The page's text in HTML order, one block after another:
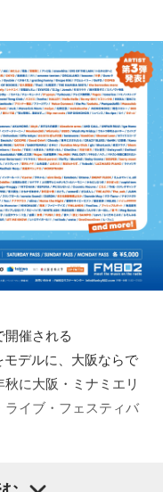
トが重なる日。運命
がついたり、直感が
スを参考に行動してみ
きの・さやか）
證券トップセールス
の人生の転機をきっ
よる人生プロデュー
営者から個人まで幅
@ataru-uranai
でなく、アルバムを
、本作の大きな魅力
ぞれの視点から楽曲や
に加え、今回のレコー
ともに掲載。演奏に
楽器の特徴を知りな
部や各メンバーのプレ
く味わうことができ
に、進化を続けるかつ
す1枚がここに完成し
を生配信
オのメンバー3人によ
します。メンバーの
『SO-DAYONE !』の
解説。アルバムをよ
2026は、FM802
ースイベントです。
エリアのライブハウス
ます。
としたオーディション
施。
演最終審査を開催し、
『Maxell presents
演権を獲得します。
リもリリース！アーテ
ストを登録してマイ
にも便利な機能がた
ートを、まだお持ちで
までお待ちくださ
る楽しみも、
催される
モデルに、大阪ならで
に大阪・ミナミエリ
イブ・フェスティバ
WHEEL 2026』